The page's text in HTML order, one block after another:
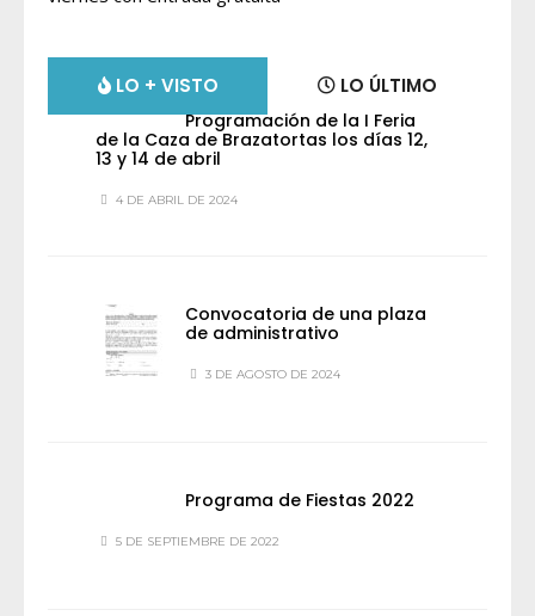
LO + VISTO LO ÚLTIMO
Programación de la I Feria
de la Caza de Brazatortas los días 12,
13 y 14 de abril
4 DE ABRIL DE 2024
Convocatoria de una plaza
de administrativo
3 DE AGOSTO DE 2024
Programa de Fiestas 2022
5 DE SEPTIEMBRE DE 2022